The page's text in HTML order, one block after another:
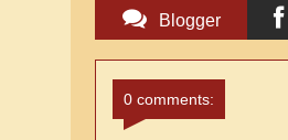
Blogger
Comments
0 comments: